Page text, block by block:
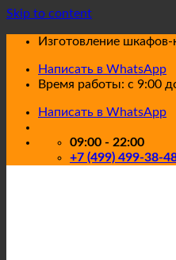
Skip to content
Изготовление шкафов-
Написать в WhatsApp
Время работы: с 9:00
Написать в WhatsApp
09:00 - 22:00
+7 (499) 499-38-